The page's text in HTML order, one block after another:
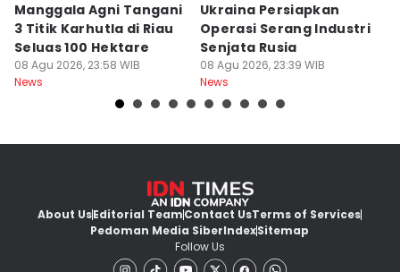
Manggala Agni Tangani
3 Titik Karhutla di Riau
Seluas 100 Hektare
08 Agu 2026, 23:58 WIB
News
Ukraina Persiapkan
Operasi Serang Industri
Senjata Rusia
08 Agu 2026, 23:39 WIB
News
About UsEditorial TeamContact UsTerms of Services
Pedoman Media SiberIndexSitemap
Follow Us